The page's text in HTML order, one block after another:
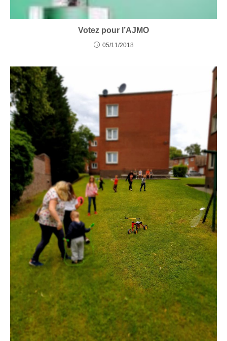
Votez pour l’AJMO
05/11/2018